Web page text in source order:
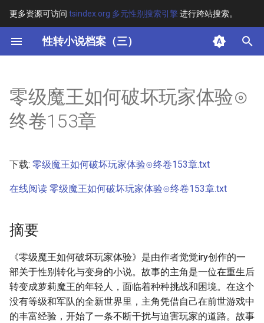
更多资源可访问 tsindex.org 多元性别搜索引擎进行跨站搜索。
性转小说档案（三）
键
开
始
索
其他信息
零级魔王如何破坏玩家体验⊙
终卷153章
下载: 零级魔王如何破坏玩家体验⊙终卷153章.txt
在线阅读 零级魔王如何破坏玩家体验⊙终卷153章.txt
摘要
《零级魔王如何破坏玩家体验》是由作者觉觉iry创作的一
部关于性别转化与变身的小说。故事的主角是一位在重生后
转变成萝莉魔王的年轻人，面临着种种挑战和困境。在这个
没有等级和军队的全新世界里，主角凭借自己在前世游戏中
的丰富经验，开始了一条不断干扰与迫害玩家的道路。故事